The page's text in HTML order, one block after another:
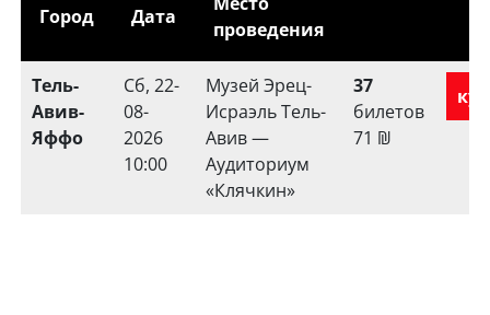
Город Дата
проведения
Тель-
Авив-
Яффо
Сб, 22-
08-
2026
10:00
Музей Эрец-
Исраэль Тель-
Авив —
Аудиториум
«Клячкин»
37
билетов
71 ₪